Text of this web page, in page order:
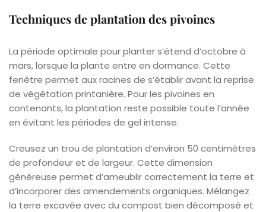
Techniques de plantation des pivoines
La période optimale pour planter s’étend d’octobre à
mars, lorsque la plante entre en dormance. Cette
fenêtre permet aux racines de s’établir avant la reprise
de végétation printanière. Pour les pivoines en
contenants, la plantation reste possible toute l’année
en évitant les périodes de gel intense.
Creusez un trou de plantation d’environ 50 centimètres
de profondeur et de largeur. Cette dimension
généreuse permet d’ameublir correctement la terre et
d’incorporer des amendements organiques. Mélangez
la terre excavée avec du compost bien décomposé et